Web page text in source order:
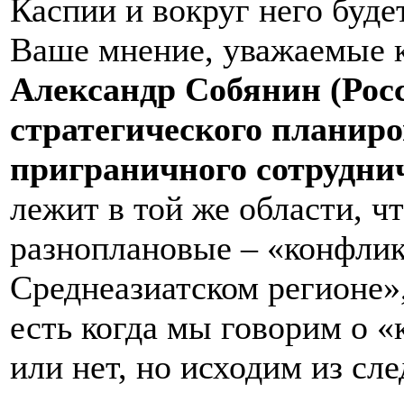
Каспии и вокруг него
Ваше мнение, уважаемые
Александр Собянин
стратегического
приграничного
лежит в той же области,
разноплановые –
Среднеазиатском
есть когда мы говорим о
или нет, но исходим из